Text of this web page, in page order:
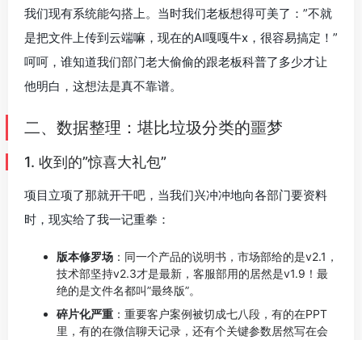
我们现有系统能勾搭上。当时我们老板想得可美了：”不就
是把文件上传到云端嘛，现在的AI嘎嘎牛x，很容易搞定！”
呵呵，谁知道我们部门老大偷偷的跟老板科普了多少才让
他明白，这想法是真不靠谱。
二、数据整理：堪比垃圾分类的噩梦
1. 收到的”惊喜大礼包”
项目立项了那就开干吧，当我们兴冲冲地向各部门要资料
时，现实给了我一记重拳：
版本修罗场 ：同一个产品的说明书，市场部给的是v2.1，
技术部坚持v2.3才是最新，客服部用的居然是v1.9！最
绝的是文件名都叫”最终版”。
碎片化严重 ：重要客户案例被切成七八段，有的在PPT
里，有的在微信聊天记录，还有个关键参数居然写在会